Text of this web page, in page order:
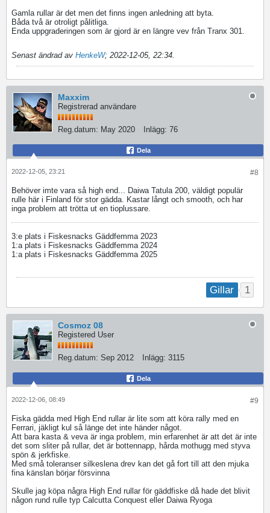
Gamla rullar är det men det finns ingen anledning att byta.
Båda två är otroligt pålitliga.
Enda uppgraderingen som är gjord är en längre vev från Tranx 301.
Senast ändrad av HenkeW; 2022-12-05, 22:34.
Maxxim
Registrerad användare
Reg.datum: May 2020 Inlägg: 76
Dela
#8
2022-12-05, 23:21
Behöver imte vara så high end... Daiwa Tatula 200, väldigt populär
rulle här i Finland för stor gädda. Kastar långt och smooth, och har
inga problem att trötta ut en tioplussare.
3:e plats i Fiskesnacks Gäddfemma 2023
1:a plats i Fiskesnacks Gäddfemma 2024
1:a plats i Fiskesnacks Gäddfemma 2025
Gillar 1
Cosmoz 08
Registered User
Reg.datum: Sep 2012 Inlägg: 3115
Dela
#9
2022-12-06, 08:49
Fiska gädda med High End rullar är lite som att köra rally med en
Ferrari, jäkligt kul så länge det inte händer något.
Att bara kasta & veva är inga problem, min erfarenhet är att det är inte
det som sliter på rullar, det är bottennapp, hårda mothugg med styva
spön & jerkfiske.
Med små toleranser silkeslena drev kan det gå fort till att den mjuka
fina känslan börjar försvinna
Skulle jag köpa några High End rullar för gäddfiske då hade det blivit
någon rund rulle typ Calcutta Conquest eller Daiwa Ryoga